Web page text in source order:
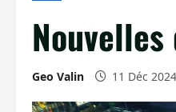
Geo Valin 11 Déc 2024